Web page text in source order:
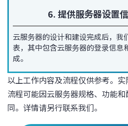
6. 提供服务器设置
云服务器的设计和建设完成后，我
表，其中包含云服务器的登录信息
成。
以上工作内容及流程仅供参考。
流程可能因云服务器规格、功能
同。详情请另行联系我们。